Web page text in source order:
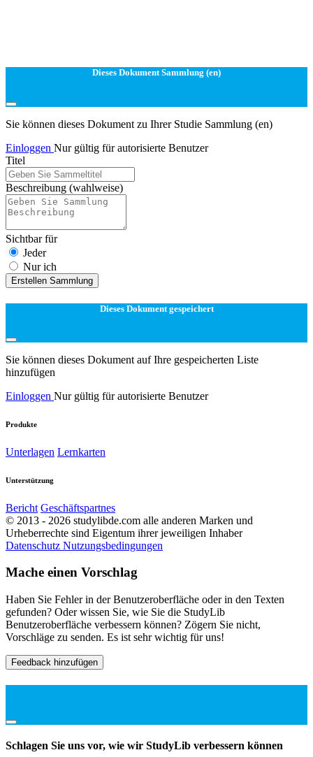
Dieses Dokument Sammlung (en)
Sie können dieses Dokument zu Ihrer Studie Sammlung (en)
Einloggen Nur gültig für autorisierte Benutzer
Titel
Beschreibung (wahlweise)
Sichtbar für
Jeder
Nur ich
Erstellen Sammlung
Dieses Dokument gespeichert
Sie können dieses Dokument auf Ihre gespeicherten Liste
hinzufügen
Einloggen Nur gültig für autorisierte Benutzer
Produkte
Unterlagen Lernkarten
Unterstützung
Bericht Geschäftspartnes
© 2013 - 2026 studylibde.com alle anderen Marken und
Urheberrechte sind Eigentum ihrer jeweiligen Inhaber
Datenschutz Nutzungsbedingungen
Mache einen Vorschlag
Haben Sie Fehler in der Benutzeroberfläche oder in den Texten
gefunden? Oder wissen Sie, wie Sie die StudyLib
Benutzeroberfläche verbessern können? Zögern Sie nicht,
Vorschläge zu senden. Es ist sehr wichtig für uns!
Feedback hinzufügen
Schlagen Sie uns vor, wie wir StudyLib verbessern können